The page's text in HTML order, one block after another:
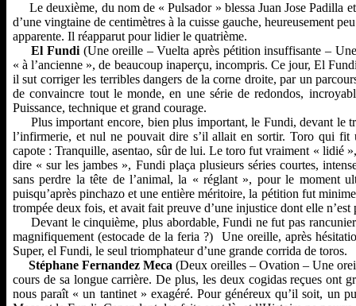
Le deuxième, du nom de « Pulsador » blessa Juan Jose Padilla
d’une vingtaine de centimètres à la cuisse gauche, heureusement
apparente. Il réapparut pour lidier le quatrième.
El Fundi(Une oreille – Vuelta après pétition insuffisante –
« à l’ancienne », de beaucoup inaperçu, incompris. Ce jour, El
il sut corriger les terribles dangers de la corne droite, par un
de convaincre tout le monde, en une série de redondos,
Puissance, technique et grand courage.
Plus important encore, bien plus important, le Fundi, devant le
l’infirmerie, et nul ne pouvait dire s’il allait en sortir. Toro qui fit
capote : Tranquille, asentao, sûr de lui. Le toro fut vraiment « lidié
dire « sur les jambes », Fundi plaça plusieurs séries courtes,
sans perdre la tête de l’animal, la « réglant », pour le moment
puisqu’après pinchazo et une entière méritoire, la pétition fut
trompée deux fois, et avait fait preuve d’une injustice dont elle
Devant le cinquième, plus abordable, Fundi ne fut pas
magnifiquement (estocade de la feria ?) Une oreille, après
Super, el Fundi, le seul triomphateur d’une grande corrida de toros.
Stéphane Fernandez Meca (Deux oreilles – Ovation – Une
cours de sa longue carrière. De plus, les deux cogidas reçues
nous paraît « un tantinet » exagéré. Pour généreux qu’il soit, un